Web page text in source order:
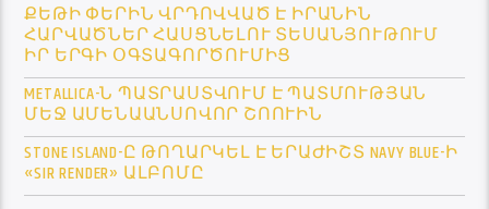
ՔԵԹԻ ՓԵՐԻՆ ՎՐԴՈՎՎԱԾ Է ԻՐԱՆԻՆ
ՀԱՐՎԱԾՆԵՐ ՀԱՍՑՆԵԼՈՒ ՏԵՍԱՆՅՈՒԹՈՒՄ
ԻՐ ԵՐԳԻ ՕԳՏԱԳՈՐԾՈՒՄԻՑ
METALLICA-Ն ՊԱՏՐԱՍՏՎՈՒՄ Է ՊԱՏՄՈՒԹՅԱՆ
ՄԵՋ ԱՄԵՆԱԱՆՍՈՎՈՐ ՇՈՈՒԻՆ
STONE ISLAND-Ը ԹՈՂԱՐԿԵԼ Է ԵՐԱԺԻՇՏ NAVY BLUE-Ի
«SIR RENDER» ԱԼԲՈՄԸ